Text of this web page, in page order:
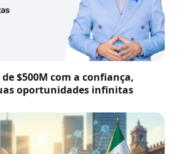
$500M com a confiança,
oportunidades infinitas